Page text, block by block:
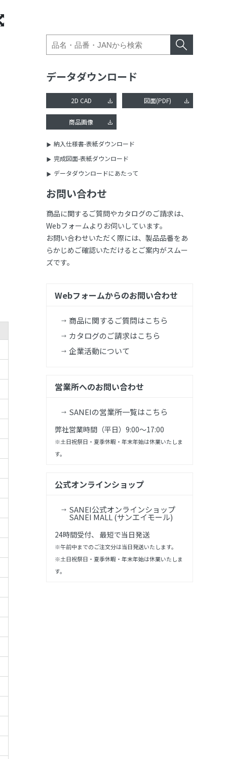
データダウンロード
2D CAD 図面(PDF)
商品画像
納入仕様書-表紙ダウンロード
完成図面-表紙ダウンロード
データダウンロードにあたって
お問い合わせ
商品に関するご質問やカタログのご請求は、
Webフォームよりお伺いしています。
お問い合わせいただく際には、製品品番をあ
らかじめご確認いただけるとご案内がスムー
ズです。
Webフォームからのお問い合わせ
商品に関するご質問はこちら
カタログのご請求はこちら
企業活動について
営業所へのお問い合わせ
SANEIの営業所一覧はこちら
弊社営業時間（平日）9:00～17:00
※土日祝祭日・夏季休暇・年末年始は休業いたしま
す。
公式オンラインショップ
SANEI公式オンラインショップ
SANEI MALL (サンエイモール)
24時間受付、 最短で当日発送
※午前中までのご注文分は当日発送いたします。
※土日祝祭日・夏季休暇・年末年始は休業いたしま
す。